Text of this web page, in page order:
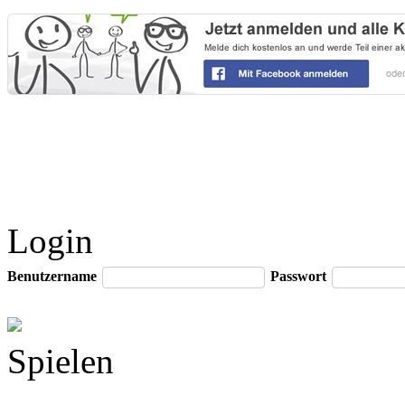
Login
Benutzername Passwort
Spielen